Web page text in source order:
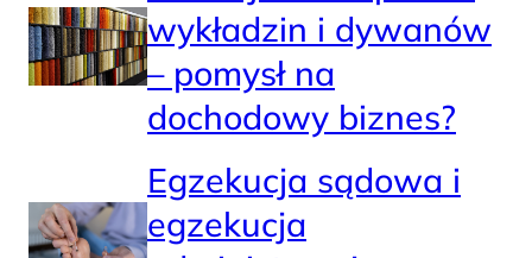
wykładzin i dywanów
– pomysł na
dochodowy biznes?
Egzekucja sądowa i
egzekucja